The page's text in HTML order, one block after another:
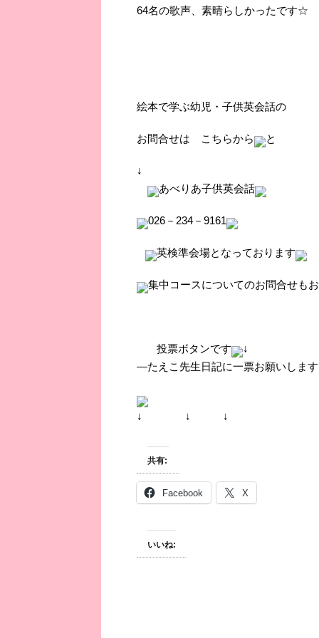
64名の歌声、素晴らしかったです☆
絵本で学ぶ幼児・子供英会話の
お問合せは こちらから と
↓
あべりあ子供英会話
026－234－9161
英検準会場となっております
集中コースについてのお問合せも
投票ボタンです
↓
―たえこ先生日記に一票お願いしま
↓ ↓ ↓
共有:
Facebook X
いいね: